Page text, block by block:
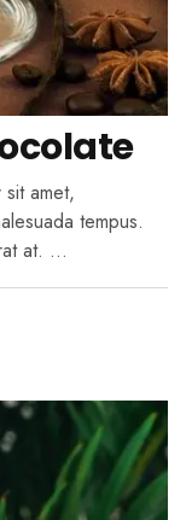
amet,
tempus.
at. …